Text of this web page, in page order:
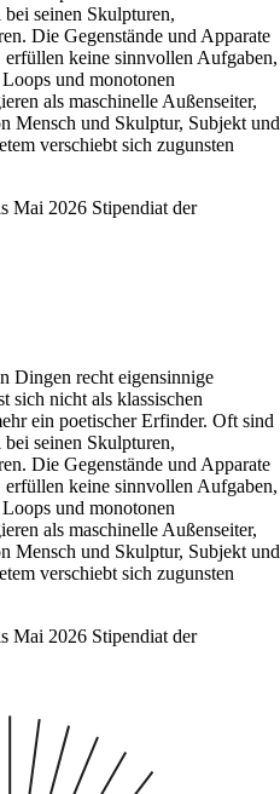
seinen Skulpturen,
Die Gegenstände und Apparate
keine sinnvollen Aufgaben,
und monotonen
als maschinelle Außenseiter,
Mensch und Skulptur, Subjekt und
verschiebt sich zugunsten
Mai 2026 Stipendiat der
Dingen recht eigensinnige
sich nicht als klassischen
ein poetischer Erfinder. Oft sind
seinen Skulpturen,
Die Gegenstände und Apparate
keine sinnvollen Aufgaben,
und monotonen
als maschinelle Außenseiter,
Mensch und Skulptur, Subjekt und
verschiebt sich zugunsten
Mai 2026 Stipendiat der